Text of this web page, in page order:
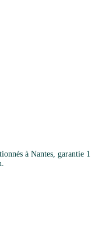
à Nantes, garantie 1